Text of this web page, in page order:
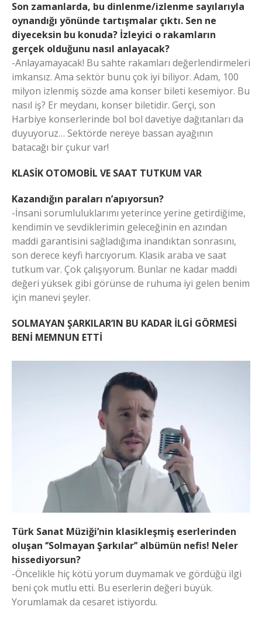
Son zamanlarda, bu dinlenme/izlenme sayılarıyla
oynandığı yönünde tartışmalar çıktı. Sen ne
diyeceksin bu konuda? İzleyici o rakamların
gerçek olduğunu nasıl anlayacak?
-Anlayamayacak! Bu sahte rakamları değerlendirmeleri
imkansız. Ama sektör bunu çok iyi biliyor. Adam, 100
milyon izlenmiş sözde ama konser bileti kesemiyor. Bu
nasıl iş? Er meydanı, konser biletidir. Gerçi, son
Harbiye konserlerinde bol bol davetiye dağıtanları da
duyuyoruz… Sektörde nereye bassan ayağının
batacağı bir çukur var!
KLASİK OTOMOBİL VE SAAT TUTKUM VAR
Kazandığın paraları n’apıyorsun?
-İnsani sorumluluklarımı yeterince yerine getirdiğime,
kendimin ve sevdiklerimin geleceğinin en azından
maddi garantisini sağladığıma inandıktan sonrasını,
son derece keyfi harcıyorum. Klasik araba ve saat
tutkum var. Çok çalışıyorum. Bunlar ne kadar maddi
değeri yüksek gibi görünse de ruhuma iyi gelen benim
için manevi şeyler.
SOLMAYAN ŞARKILAR’IN BU KADAR İLGİ GÖRMESİ
BENİ MEMNUN ETTİ
Türk Sanat Müziği’nin klasikleşmiş eserlerinden
oluşan ‘’Solmayan Şarkılar’’ albümün nefis! Neler
hissediyorsun?
-Öncelikle hiç kötü yorum duymamak ve gördüğü ilgi
beni çok mutlu etti. Bu eserlerin değeri büyük.
Yorumlamak da cesaret istiyordu.